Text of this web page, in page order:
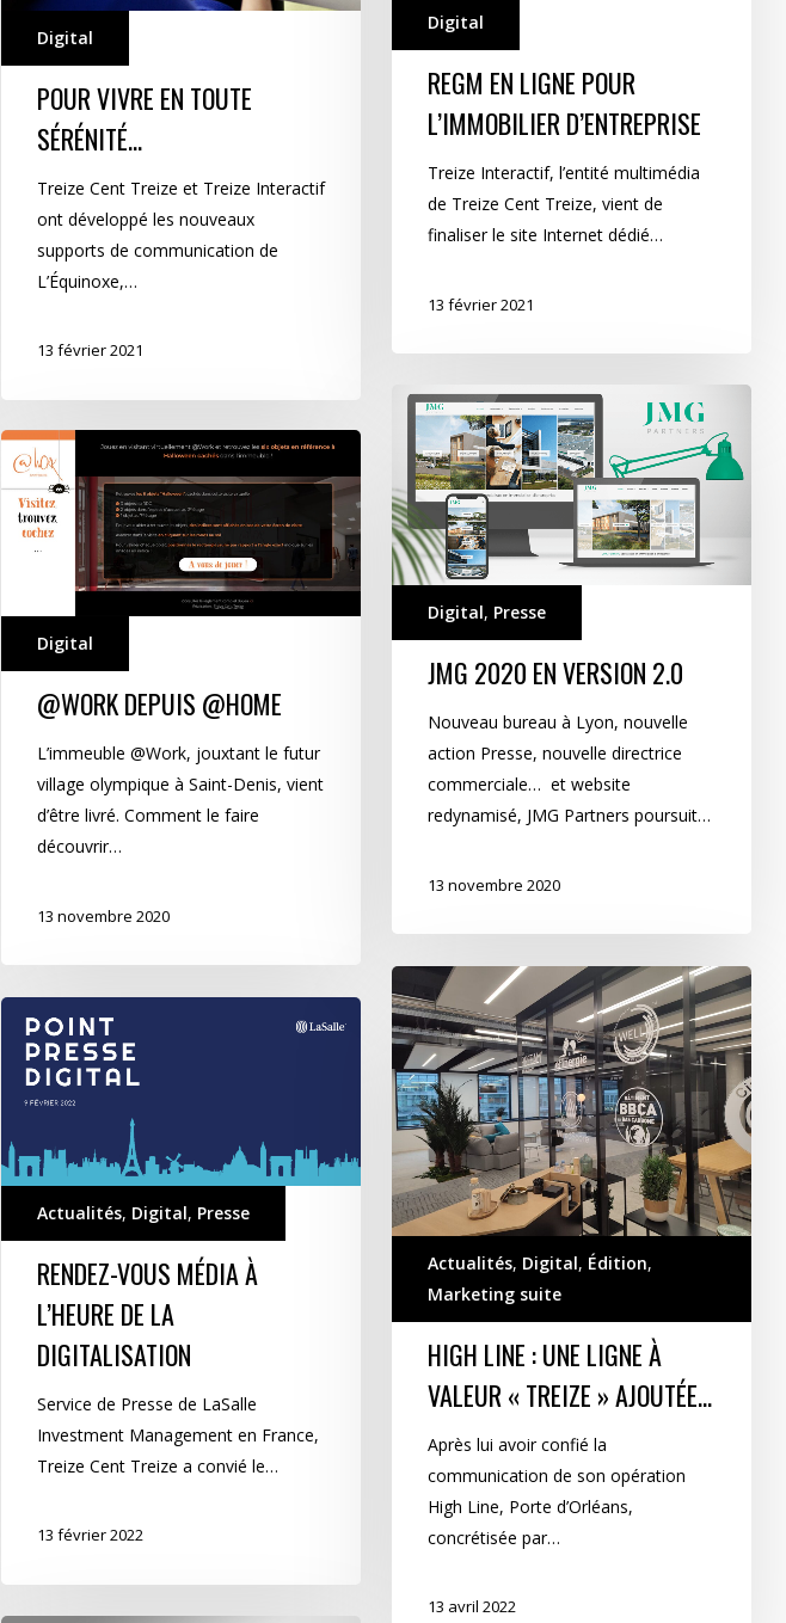
Digital
POUR VIVRE EN TOUTE
SÉRÉNITÉ…
Treize Cent Treize et Treize Interactif
ont développé les nouveaux
supports de communication de
L’Équinoxe,…
13 février 2021
Digital
REGM EN LIGNE POUR
L’IMMOBILIER D’ENTREPRISE
Treize Interactif, l’entité multimédia
de Treize Cent Treize, vient de
finaliser le site Internet dédié…
13 février 2021
JMG
2020
version
2.0
Digital, Presse
JMG 2020 EN VERSION 2.0
Nouveau bureau à Lyon, nouvelle
action Presse, nouvelle directrice
commerciale… et website
redynamisé, JMG Partners poursuit…
13 novembre 2020
@Work
depuis
@Home
Digital
@WORK DEPUIS @HOME
L’immeuble @Work, jouxtant le futur
village olympique à Saint-Denis, vient
d’être livré. Comment le faire
découvrir…
13 novembre 2020
HIGH
LINE
:
une
ligne
à
valeur
« Treize »
ajoutée…
Actualités, Digital, Édition,
Marketing suite
HIGH LINE : UNE LIGNE À
VALEUR « TREIZE » AJOUTÉE…
Après lui avoir confié la
communication de son opération
High Line, Porte d’Orléans,
concrétisée par…
13 avril 2022
vous
média
de
Actualités, Digital, Presse
RENDEZ-VOUS MÉDIA À
L’HEURE DE LA
DIGITALISATION
Service de Presse de LaSalle
Investment Management en France,
Treize Cent Treize a convié le…
13 février 2022